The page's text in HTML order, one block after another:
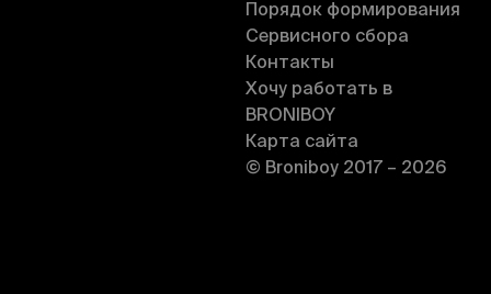
Порядок формирования
Сервисного сбора
Контакты
Хочу работать в
BRONIBOY
Карта сайта
© Broniboy 2017 – 2026